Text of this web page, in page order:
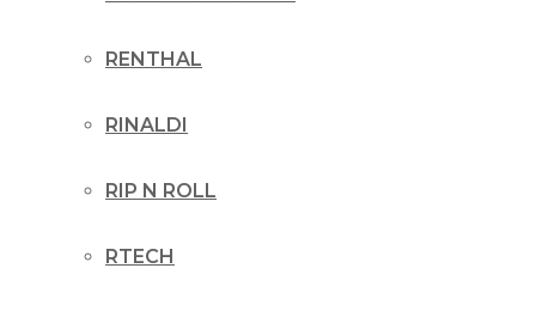
RENTHAL
RINALDI
RIP N ROLL
RTECH